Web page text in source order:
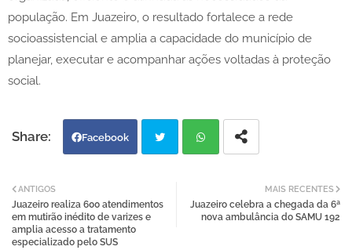
população. Em Juazeiro, o resultado fortalece a rede
socioassistencial e amplia a capacidade do município de
planejar, executar e acompanhar ações voltadas à proteção
social.
Facebook
tter atsa
MAIS RECENTES
Juazeiro celebra a chegada da 6ª
nova ambulância do SAMU 192
ANTIGOS
Juazeiro realiza 600 atendimentos
em mutirão inédito de varizes e
amplia acesso a tratamento
especializado pelo SUS